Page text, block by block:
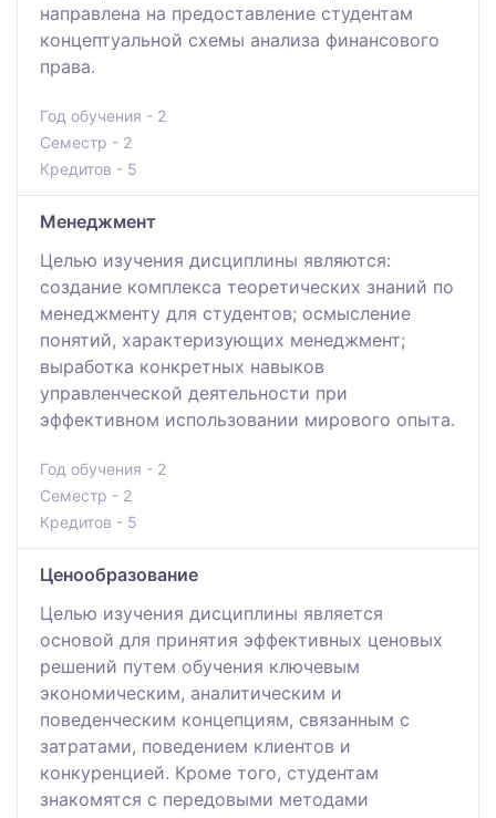
направлена на предоставление студентам
концептуальной схемы анализа финансового
права.
Год обучения - 2
Семестр - 2
Кредитов - 5
Менеджмент
Целью изучения дисциплины являются:
создание комплекса теоретических знаний по
менеджменту для студентов; осмысление
понятий, характеризующих менеджмент;
выработка конкретных навыков
управленческой деятельности при
эффективном использовании мирового опыта.
Год обучения - 2
Семестр - 2
Кредитов - 5
Ценообразование
Целью изучения дисциплины является
основой для принятия эффективных ценовых
решений путем обучения ключевым
экономическим, аналитическим и
поведенческим концепциям, связанным с
затратами, поведением клиентов и
конкуренцией. Кроме того, студентам
знакомятся с передовыми методами